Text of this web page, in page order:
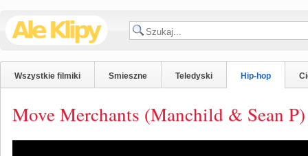
Wszystkie filmiki Smieszne Teledyski Hip-hop
Move Merchants (Manchild & Sean